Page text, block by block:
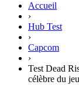
Accueil
›
Hub Test
›
Capcom
›
Test Dead
célèbre du